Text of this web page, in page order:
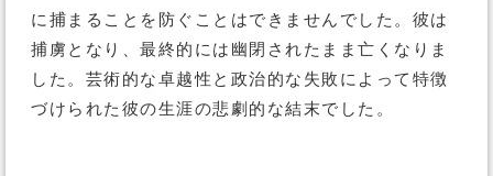
に捕まることを防ぐことはできませんでした。彼は
捕虜となり、最終的には幽閉されたまま亡くなりま
した。芸術的な卓越性と政治的な失敗によって特徴
づけられた彼の生涯の悲劇的な結末でした。